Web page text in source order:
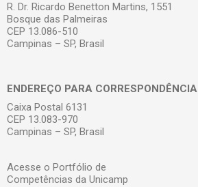
R. Dr. Ricardo Benetton Martins, 1551
Bosque das Palmeiras
CEP 13.086-510
Campinas – SP, Brasil
ENDEREÇO PARA CORRESPONDÊNCIA
Caixa Postal 6131
CEP 13.083-970
Campinas – SP, Brasil
Acesse o Portfólio de
Competências da Unicamp